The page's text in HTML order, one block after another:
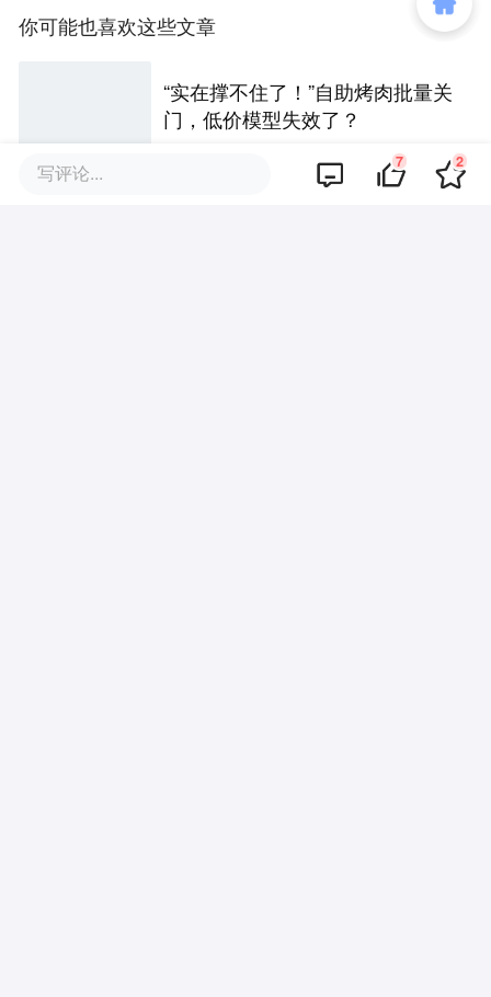
你可能也喜欢这些文章
“实在撑不住了！”自助烤肉批量关
门，低价模型失效了？
写评论... 7 2